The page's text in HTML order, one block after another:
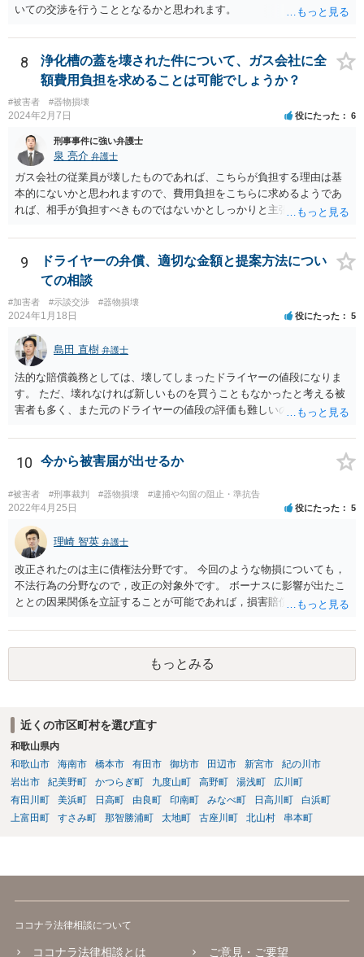
いての交渉を行うこととなるかと思われます。
8
浄化槽の蓋を壊された件について、ガス会社に全
額費用負担を求めることは可能でしょうか？
#被害者 #器物損壊
2024年2月7日 役にたった 6
刑事事件に強い弁護士
泉 亮介 弁護士
ガス会社の従業員が壊したものであれば、こちらが負担する理由は基
本的にないかと思われますので、費用負担をこちらに求めるようであ
れば、相手が負担すべきものではないかとしっかりと主張されて良い
9
ドライヤーの弁償、適切な金額と提案方法につい
ての相談
#加害者 #示談交渉 #器物損壊
2024年1月18日 役にたった 5
島田 直樹 弁護士
法的な賠償義務としては、壊してしまったドライヤーの値段になりま
す。 ただ、壊れなければ新しいものを買うこともなかったと考える被
害者も多く、また元のドライヤーの値段の評価も難しいので、今後の
く購入したドライヤーの○割、壊したドライヤーの当初販売価格の○割
10 今から被害届が出せるか
#被害者 #刑事裁判 #器物損壊 #逮捕や勾留の阻止・準抗告
2022年4月25日 役にたった 5
理崎 智英 弁護士
改正されたのは主に債権法分野です。 今回のような物損についても，
不法行為の分野なので，改正の対象外です。 ボーナスに影響が出たこ
ととの因果関係を立証することが可能であれば，損害賠償請求（慰謝
ので，３年で時効となります。 更に詳しいアドバイスをご希望であれ
ば，直接，弁護士にご相談いただければと存じます。 これで回答を終
もっとみる
近くの市区町村を選び直す
和歌山県内
和歌山市
海南市 橋本市 有田市 御坊市 田辺市 新宮市
紀の川市
岩出市
紀美野町 かつらぎ町 九度山町 高野町 湯浅町
広川町
有田川町
美浜町 日高町 由良町 印南町 みなべ町 日高川町
白浜町
上富田町
すさみ町 那智勝浦町 太地町 古座川町 北山村 串本町
ココナラ法律相談について
ココナラ法律相談とは ご意見・ご要望